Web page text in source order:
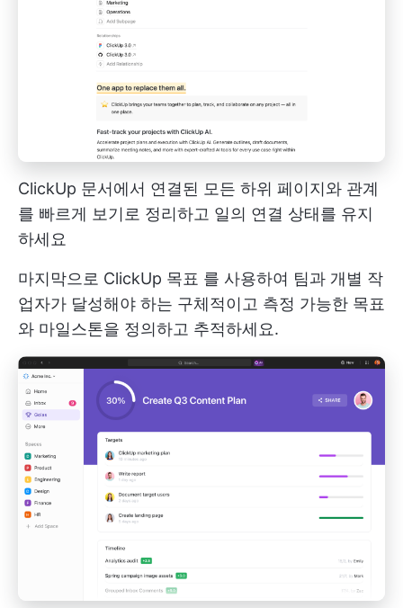
ClickUp 문서에서 연결된 모든 하위 페이지와 관계
를 빠르게 보기로 정리하고 일의 연결 상태를 유지
하세요
마지막으로 ClickUp 목표 를 사용하여 팀과 개별 작
업자가 달성해야 하는 구체적이고 측정 가능한 목표
와 마일스톤을 정의하고 추적하세요.